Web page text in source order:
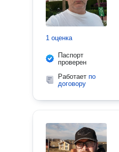
1 оценка
Паспорт
проверен
Работает по
договору